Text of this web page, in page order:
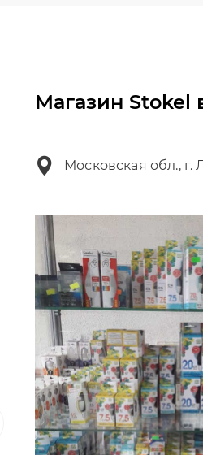
Магазин Stokel
Московская обл.,